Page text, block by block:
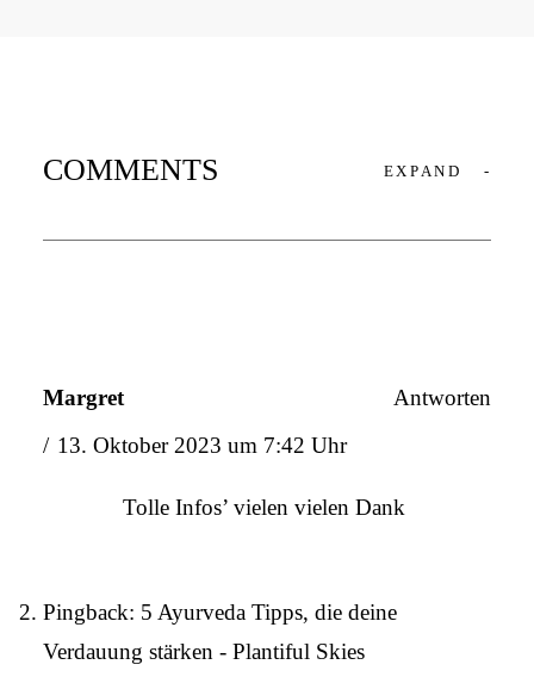
COMMENTS EXPAND -
Margret
13. Oktober 2023 um 7:42 Uhr
Tolle Infos’ vielen vielen Dank
Antworten
Pingback: 5 Ayurveda Tipps, die deine
Verdauung stärken - Plantiful Skies